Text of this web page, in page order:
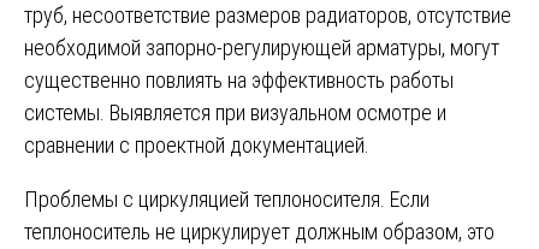
труб, несоответствие размеров радиаторов, отсутствие
необходимой запорно-регулирующей арматуры, могут
существенно повлиять на эффективность работы
системы. Выявляется при визуальном осмотре и
сравнении с проектной документацией.
Проблемы с циркуляцией теплоносителя. Если
теплоноситель не циркулирует должным образом, это